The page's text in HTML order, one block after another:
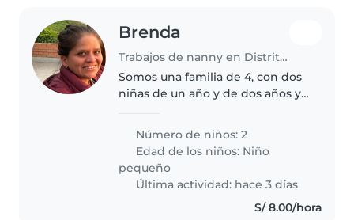
Brenda
Trabajos de nanny en Distrito de Miraflores
Somos una familia de 4, con dos
niñas de un año y de dos años y
curiosas, activas y están en una
etapa de mucho aprendizaje y
desarrollo. Valoramos un
ambiente..
Número de niños: 2
Edad de los niños: Niño
pequeño
Última actividad: hace 3 días
S/ 8.00/hora